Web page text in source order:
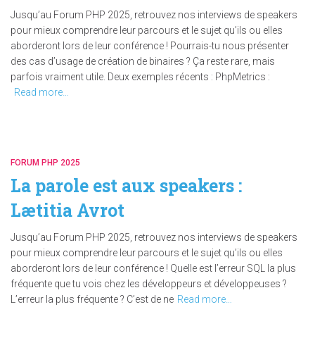
Jusqu’au Forum PHP 2025, retrouvez nos interviews de speakers
pour mieux comprendre leur parcours et le sujet qu’ils ou elles
aborderont lors de leur conférence ! Pourrais-tu nous présenter
des cas d’usage de création de binaires ? Ça reste rare, mais
parfois vraiment utile. Deux exemples récents : PhpMetrics :
Read more…
FORUM PHP 2025
La parole est aux speakers :
Lætitia Avrot
Jusqu’au Forum PHP 2025, retrouvez nos interviews de speakers
pour mieux comprendre leur parcours et le sujet qu’ils ou elles
aborderont lors de leur conférence ! Quelle est l’erreur SQL la plus
fréquente que tu vois chez les développeurs et développeuses ?
L’erreur la plus fréquente ? C’est de ne Read more…